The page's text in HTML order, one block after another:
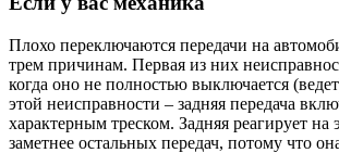
Плохо переключаются передачи на
трем причинам. Первая из них
когда оно не полностью выключается
этой неисправности – задняя передача
характерным треском. Задняя реагирует
заметнее остальных передач, потому что